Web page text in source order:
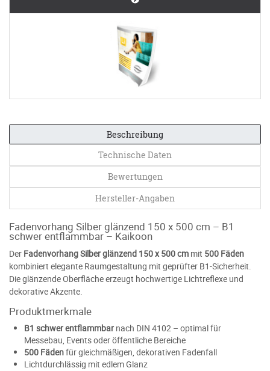
Beschreibung
Technische Daten
Bewertungen
Hersteller-Angaben
Fadenvorhang Silber glänzend 150 x 500 cm – B1
schwer entflammbar – Kaikoon
Der Fadenvorhang Silber glänzend 150 x 500 cm mit 500 Fäden
kombiniert elegante Raumgestaltung mit geprüfter B1-Sicherheit.
Die glänzende Oberfläche erzeugt hochwertige Lichtreflexe und
dekorative Akzente.
Produktmerkmale
B1 schwer entflammbar nach DIN 4102 – optimal für
Messebau, Events oder öffentliche Bereiche
500 Fädenfür gleichmäßigen, dekorativen Fadenfall
Lichtdurchlässig mit edlem Glanz